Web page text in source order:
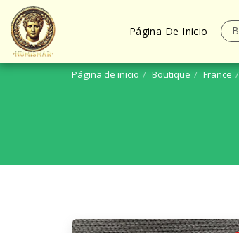
Página De Inicio
Página de inicio Boutique France